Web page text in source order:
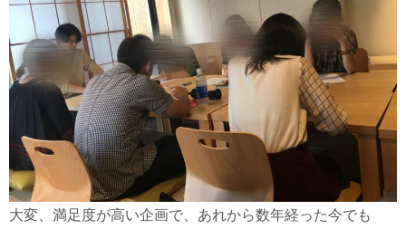
大変、満足度が高い企画で、あれから数年経った今でも